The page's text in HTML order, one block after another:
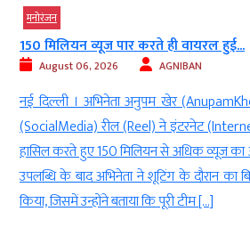
मनोरंजन
150 मिलियन व्यूज पार करते ही वायरल हुई...
August 06, 2026 AGNIBAN
नई दिल्ली । अभिनेता अनुपम खेर
(SocialMedia) रील (Reel) ने इंटरनेट
हासिल करते हुए 150 मिलियन से अधिक व्यूज
उपलब्धि के बाद अभिनेता ने शूटिंग के दौरान का
किया, जिसमें उन्होंने बताया कि पूरी टीम […]